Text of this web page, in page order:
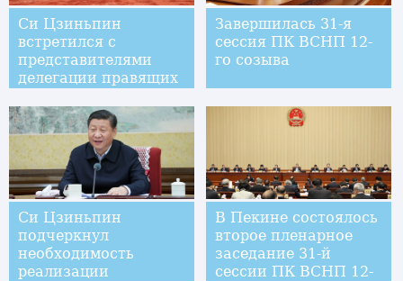
Си Цзиньпин
встретился с
представителями
делегации правящих
Завершилась 31-я
сессия ПК ВСНП 12-
го созыва
Си Цзиньпин
подчеркнул
необходимость
реализации
В Пекине состоялось
второе пленарное
заседание 31-й
сессии ПК ВСНП 12-